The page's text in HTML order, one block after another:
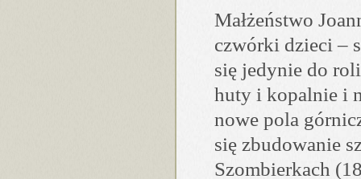
Małżeństwo
czwórki dzieci –
się jedynie do
huty i kopalnie i
nowe pola
się zbudowanie
Szombierkach